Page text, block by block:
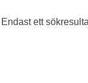
Endast ett